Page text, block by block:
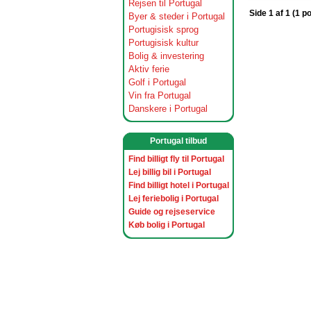
Rejsen til Portugal
Byer & steder i Portugal
Portugisisk sprog
Portugisisk kultur
Bolig & investering
Aktiv ferie
Golf i Portugal
Vin fra Portugal
Danskere i Portugal
Portugal tilbud
Find billigt fly til Portugal
Lej billig bil i Portugal
Find billigt hotel i Portugal
Lej feriebolig i Portugal
Guide og rejseservice
Køb bolig i Portugal
Side 1 af 1 (1